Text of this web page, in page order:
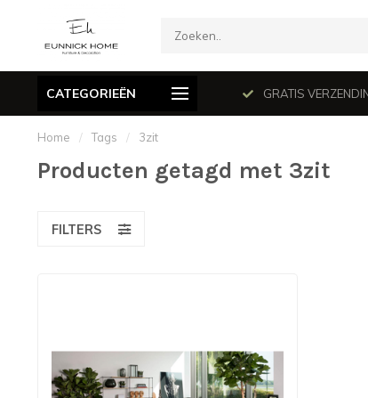
CATEGORIEËN
le dimanche en juillet et août. GRATIS
Home / Tags / 3zit
Producten getagd met 3zit
FILTERS